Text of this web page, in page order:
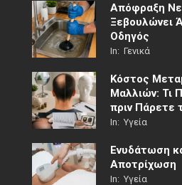
Απόφραξη
Ξεβουλώνει
Οδηγός
In: Γενικά
Κόστος
Μαλλιών: Τι
πριν Πάρετε
In: Υγεία
Ενυδάτωση
Αποτρίχωση
In: Υγεία